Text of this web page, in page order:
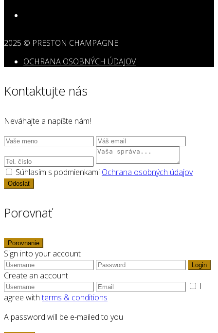
2025 © PRESTON CHAMPAGNE
OCHRANA OSOBNÝCH ÚDAJOV
Kontaktujte nás
Neváhajte a napíšte nám!
Súhlasím s podmienkami Ochrana osobných údajov
Odoslať
Porovnať
Porovnanie
Sign into your account
Login
Create an account
I
agree withterms & conditions
A password will be e-mailed to you